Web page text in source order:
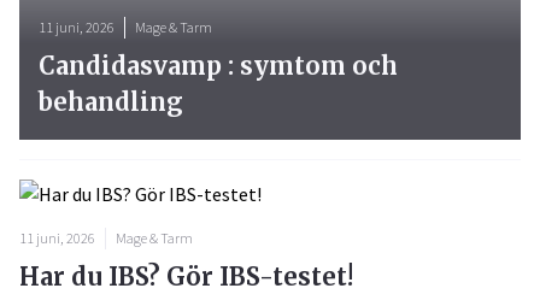
11 juni, 2026 Mage & Tarm
Har du IBS? Gör IBS-testet!
11 juni, 2026 Mage & Tarm
Candidasvamp : symtom och
behandling